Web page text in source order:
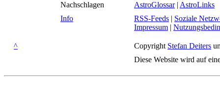
Nachschlagen
AstroGlossar| AstroLinks
Info
RSS-Feeds | Soziale
Impressum |
^ Copyright Stefan Deiters
Diese Website wird auf